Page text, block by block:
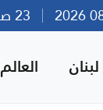
لبنان العالم